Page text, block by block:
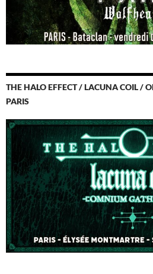
THE HALO EFFECT / LACUNA COIL /
PARIS